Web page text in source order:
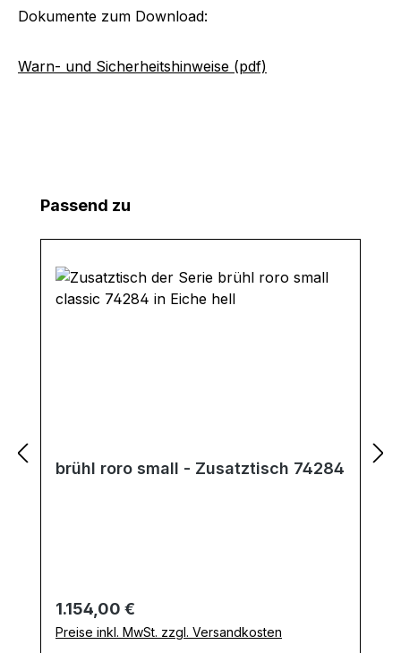
Dokumente zum Download:
Warn- und Sicherheitshinweise (pdf)
Produktgalerie überspringen
Passend zu
brühl roro small - Zusatztisch 74284
Regulärer Preis:
1.154,00 €
Preise inkl. MwSt. zzgl. Versandkosten